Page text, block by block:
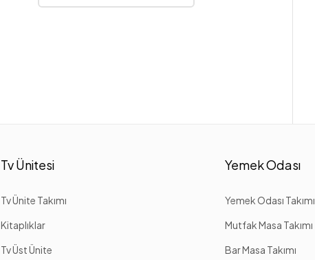
Tv Ünitesi
Tv Ünite Takımı
Kitaplıklar
Tv Üst Ünite
Yemek Odası
Yemek Odası Takımı
Mutfak Masa Takımı
Bar Masa Takımı